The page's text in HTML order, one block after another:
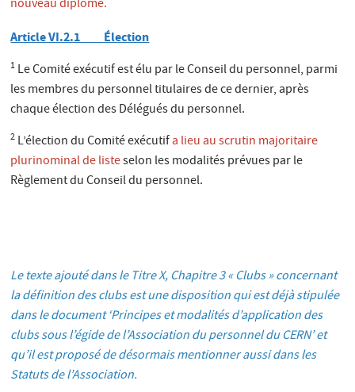
nouveau diplômé.
Article VI.2.1 Élection
1 Le Comité exécutif est élu par le Conseil du personnel, parmi
les membres du personnel titulaires de ce dernier, après
chaque élection des Délégués du personnel.
2 L’élection du Comité exécutifa lieu au scrutin majoritaire
plurinominal de listeselon les modalités prévues par le
Règlement du Conseil du personnel.
Le texte ajouté dans le Titre X, Chapitre 3 « Clubs » concernant
la définition des clubs est une disposition qui est déjà stipulée
dans le document ‘Principes et modalités d’application des
clubs sous l’égide de l’Association du personnel du CERN’ et
qu’il est proposé de désormais mentionner aussi dans les
Statuts de l’Association.